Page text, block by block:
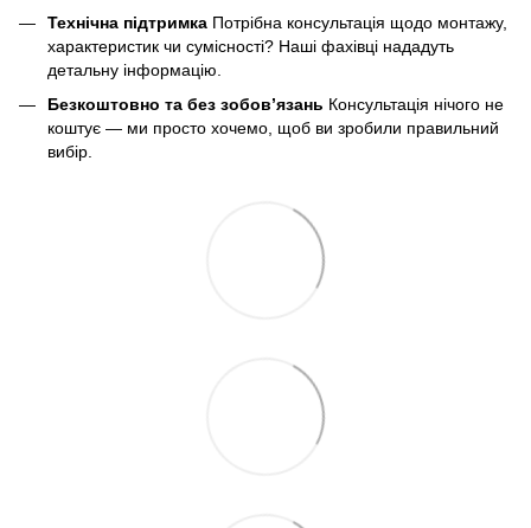
Технічна підтримка Потрібна консультація щодо монтажу,
характеристик чи сумісності? Наші фахівці нададуть
детальну інформацію.
Безкоштовно та без зобов’язань Консультація нічого не
коштує — ми просто хочемо, щоб ви зробили правильний
вибір.